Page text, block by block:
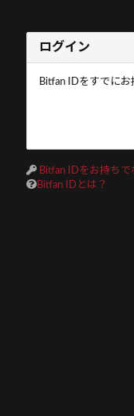
ログイン
Bitfan IDをすでに
Bitfan IDをお持ち
Bitfan IDとは？